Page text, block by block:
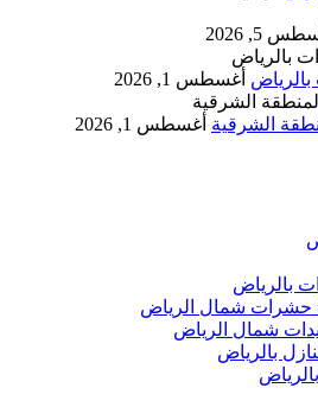
5, 2026
أغسطس 1, 2026
الشرقية أغسطس 1, 2026
بالرياض
حشرات شمال الرياض
شمال الرياض
بالرياض